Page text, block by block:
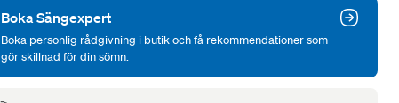
Boka Sängexpert
Boka personlig rådgivning i butik och få rekommendationer som
gör skillnad för din sömn.